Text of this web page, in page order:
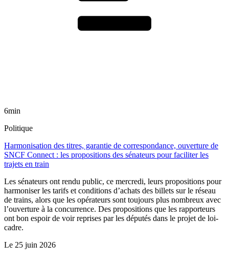
6min
Politique
Harmonisation des titres, garantie de correspondance, ouverture de
SNCF Connect : les propositions des sénateurs pour faciliter les
trajets en train
Les sénateurs ont rendu public, ce mercredi, leurs propositions pour
harmoniser les tarifs et conditions d’achats des billets sur le réseau
de trains, alors que les opérateurs sont toujours plus nombreux avec
l’ouverture à la concurrence. Des propositions que les rapporteurs
ont bon espoir de voir reprises par les députés dans le projet de loi-
cadre.
Le 25 juin 2026